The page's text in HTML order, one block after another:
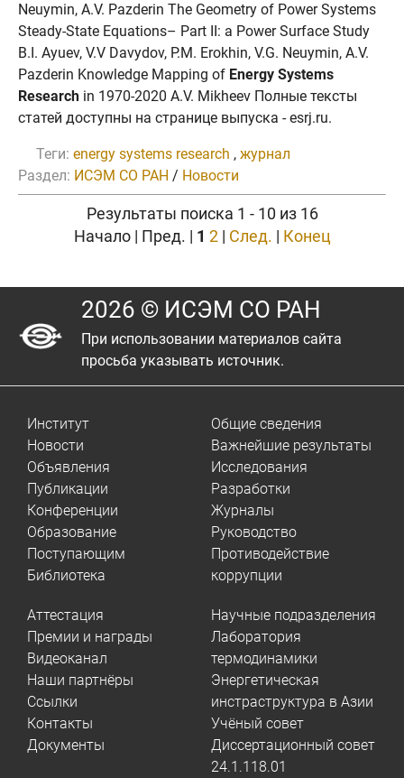
Neuymin, A.V. Pazderin The Geometry of Power Systems
Steady-State Equations– Part II: a Power Surface Study
B.I. Ayuev, V.V Davydov, P.M. Erokhin, V.G. Neuymin, A.V.
Pazderin Knowledge Mapping of Energy Systems
Research in 1970-2020 A.V. Mikheev Полные тексты
статей доступны на странице выпуска - esrj.ru.
Теги: energy systems research , журнал
Раздел: ИСЭМ СО РАН / Новости
Результаты поиска 1 - 10 из 16
Начало | Пред. | 1 2| След. | Конец
2026 © ИСЭМ СО РАН
При использовании материалов сайта
просьба указывать источник.
Институт
Новости
Объявления
Публикации
Конференции
Образование
Поступающим
Библиотека
Общие сведения
Важнейшие результаты
Исследования
Разработки
Журналы
Руководство
Противодействие
коррупции
Аттестация
Премии и награды
Видеоканал
Наши партнёры
Ссылки
Контакты
Документы
Научные подразделения
Лаборатория
термодинамики
Энергетическая
инстраструктура в Азии
Учёный совет
Диссертационный совет
24.1.118.01